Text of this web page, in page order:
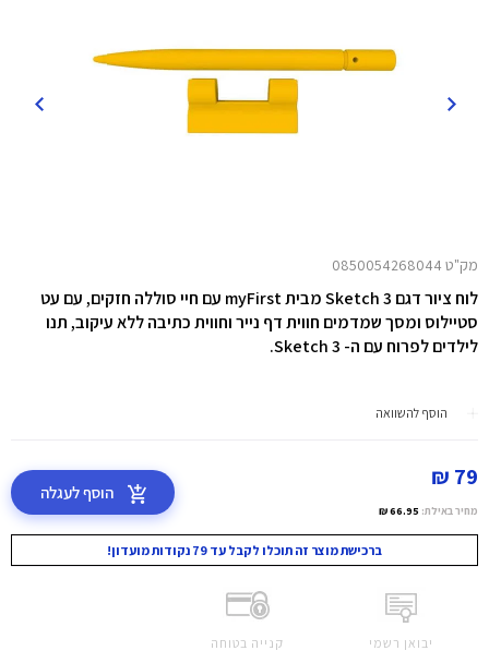
מק"ט 0850054268044
לוח ציור דגם Sketch 3 מבית myFirst עם חיי סוללה חזקים, עם עט
סטיילוס ומסך שמדמים חווית דף נייר וחווית כתיבה ללא עיקוב, תנו
לילדים לפרוח עם ה- Sketch 3.
הוסף להשוואה
79 ₪
מחיר באילת: 66.95 ₪
הוסף לעגלה
ברכישת מוצר זה תוכלו לקבל עד 79 נקודות מועדון!
יבואן רשמי קנייה בטוחה